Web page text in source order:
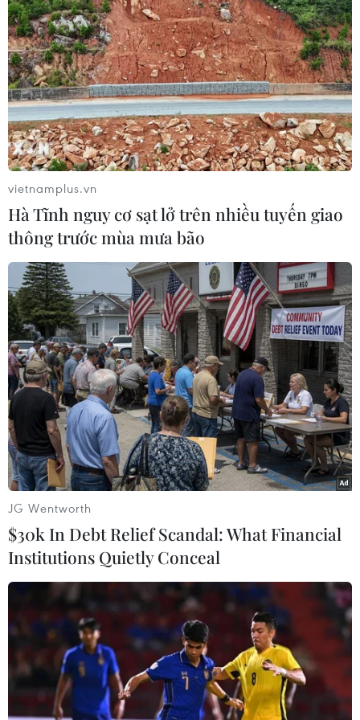
Nam và Hồ Bắc.
(TTXVN/Vietnam+)
#Foxconn #Linh kiện điện tử #Trí tuệ nhân tạo
Theo dõi VietnamPlus
TIN LIÊN QUAN
vietnamplus.vn
Hà Tĩnh nguy cơ sạt lở trên nhiều tuyến giao
thông trước mùa mưa bão
JG Wentworth
$30k In Debt Relief Scandal: What Financial
Institutions Quietly Conceal